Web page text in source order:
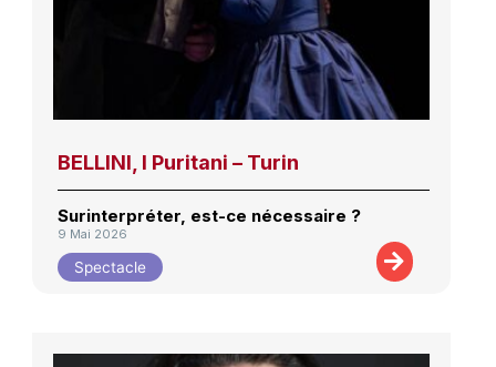
BELLINI, I Puritani – Turin
Surinterpréter, est-ce nécessaire ?
9 Mai 2026
Spectacle